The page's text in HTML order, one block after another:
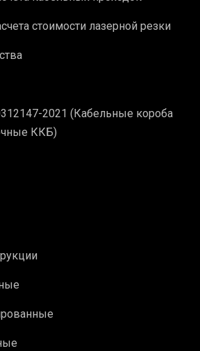
стоимости лазерной резки
2021 (Кабельные короба
ККБ)